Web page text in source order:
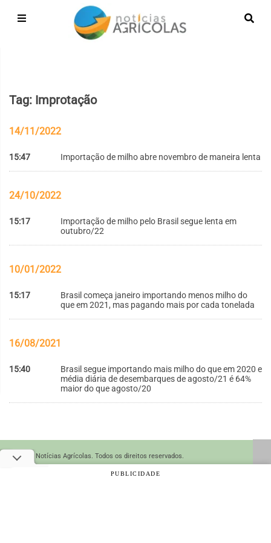
Tag: Improtação
14/11/2022
15:47 Importação de milho abre novembro de maneira lenta
24/10/2022
15:17
Importação de milho pelo Brasil segue lenta em
outubro/22
10/01/2022
15:17
Brasil começa janeiro importando menos milho do
que em 2021, mas pagando mais por cada tonelada
16/08/2021
15:40
Brasil segue importando mais milho do que em 2020 e
média diária de desembarques de agosto/21 é 64%
maior do que agosto/20
© 2026 Notícias Agrícolas. Todos os direitos reservados.
PUBLICIDADE